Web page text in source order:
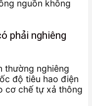
nguồn không
phải nghiêng
thường nghiêng
độ tiêu hao điện
cơ chế tự xả thông